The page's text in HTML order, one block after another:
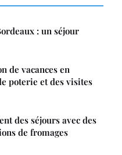
: un séjour
de vacances en
poterie et des visites
des séjours avec des
de fromages